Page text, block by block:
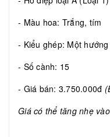
- Màu hoa: Trắng, tím
- Kiểu ghép: Một hướng
- Số cành: 15
- Giá bán: 3.750.000đ
Giá có thể tăng nhẹ